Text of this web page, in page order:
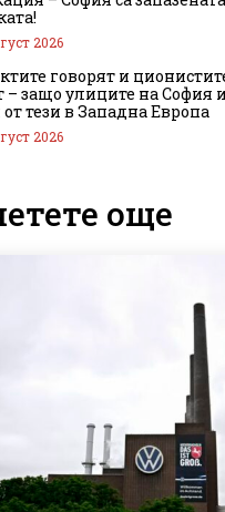
2026
говорят и
защо улиците на София
тези в Западна Европа
2026
още